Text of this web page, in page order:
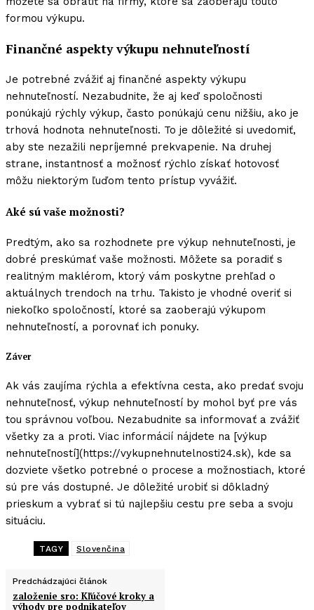
formou výkupu.
Finančné aspekty výkupu nehnuteľností
Je potrebné zvážiť aj finančné aspekty výkupu
nehnuteľností. Nezabudnite, že aj keď spoločnosti
ponúkajú rýchly výkup, často ponúkajú cenu nižšiu, ako je
trhová hodnota nehnuteľnosti. To je dôležité si uvedomiť,
aby ste nezažili nepríjemné prekvapenie. Na druhej
strane, instantnosť a možnosť rýchlo získať hotovosť
môžu niektorým ľuďom tento prístup vyvážiť.
Aké sú vaše možnosti?
Predtým, ako sa rozhodnete pre výkup nehnuteľnosti, je
dobré preskúmať vaše možnosti. Môžete sa poradiť s
realitným maklérom, ktorý vám poskytne prehľad o
aktuálnych trendoch na trhu. Takisto je vhodné overiť si
niekoľko spoločností, ktoré sa zaoberajú výkupom
nehnuteľností, a porovnať ich ponuky.
Záver
Ak vás zaujíma rýchla a efektívna cesta, ako predať svoju
nehnuteľnosť, výkup nehnuteľností by mohol byť pre vás
tou správnou voľbou. Nezabudnite sa informovať a zvážiť
všetky za a proti. Viac informácií nájdete na [výkup
nehnuteľností](https://vykupnehnutelnosti24.sk), kde sa
dozviete všetko potrebné o procese a možnostiach, ktoré
sú pre vás dostupné. Je dôležité urobiť si dôkladný
prieskum a vybrať si tú najlepšiu cestu pre seba a svoju
situáciu.
TAGY Slovenčina
Predchádzajúci článok
založenie sro: Kľúčové kroky a
výhody pre podnikateľov